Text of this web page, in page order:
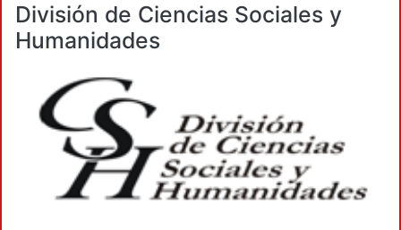
División de Ciencias Sociales y
Humanidades